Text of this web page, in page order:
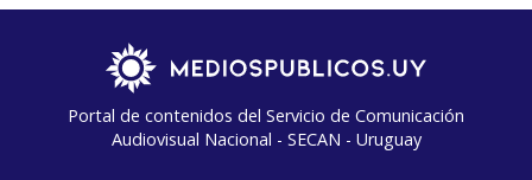
Portal de contenidos del Servicio de Comunicación
Audiovisual Nacional - SECAN - Uruguay